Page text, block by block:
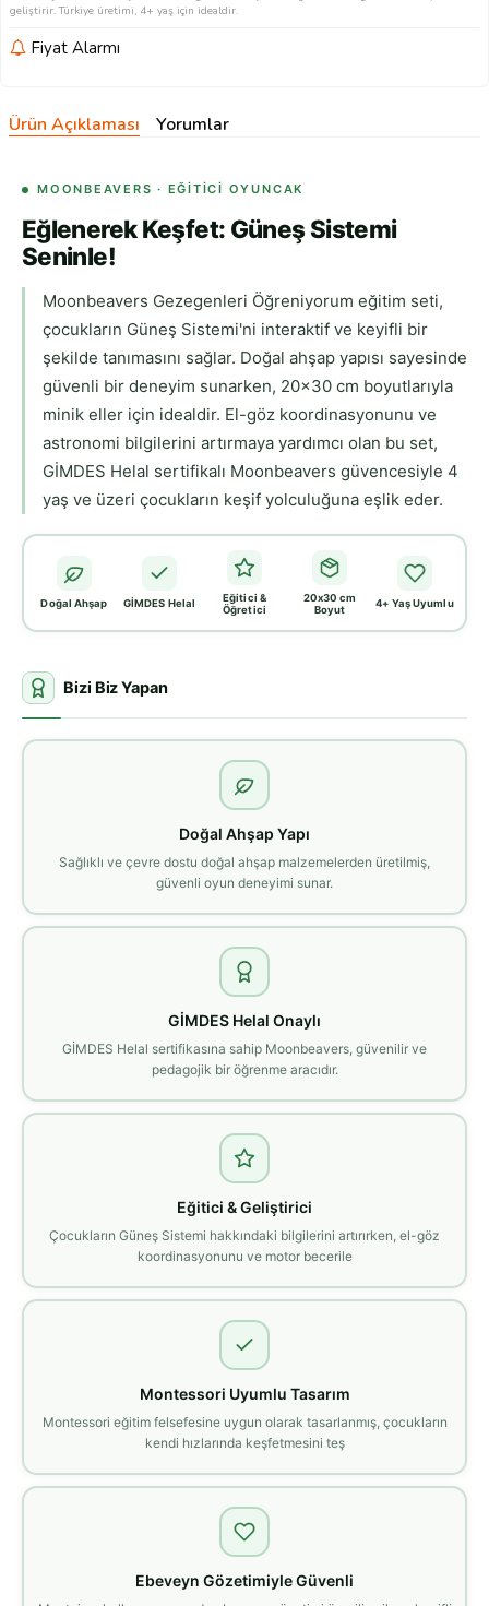
geliştirir. Türkiye üretimi, 4+ yaş için idealdir.
Fiyat Alarmı
Ürün Açıklaması Yorumlar
MOONBEAVERS · EĞITICI OYUNCAK
Eğlenerek Keşfet: Güneş Sistemi
Seninle!
Moonbeavers Gezegenleri Öğreniyorum eğitim seti,
çocukların Güneş Sistemi'ni interaktif ve keyifli bir
şekilde tanımasını sağlar. Doğal ahşap yapısı sayesinde
güvenli bir deneyim sunarken, 20x30 cm boyutlarıyla
minik eller için idealdir. El-göz koordinasyonunu ve
astronomi bilgilerini artırmaya yardımcı olan bu set,
GİMDES Helal sertifikalı Moonbeavers güvencesiyle 4
yaş ve üzeri çocukların keşif yolculuğuna eşlik eder.
Doğal Ahşap GİMDES Helal
Eğitici &
Öğretici
20x30 cm
Boyut
4+ Yaş Uyumlu
Bizi Biz Yapan
Doğal Ahşap Yapı
Sağlıklı ve çevre dostu doğal ahşap malzemelerden üretilmiş,
güvenli oyun deneyimi sunar.
GİMDES Helal Onaylı
GİMDES Helal sertifikasına sahip Moonbeavers, güvenilir ve
pedagojik bir öğrenme aracıdır.
Eğitici & Geliştirici
Çocukların Güneş Sistemi hakkındaki bilgilerini artırırken, el-göz
koordinasyonunu ve motor becerile
Montessori Uyumlu Tasarım
Montessori eğitim felsefesine uygun olarak tasarlanmış, çocukların
kendi hızlarında keşfetmesini teş
Ebeveyn Gözetimiyle Güvenli